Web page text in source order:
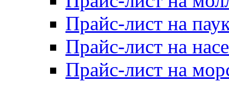
Прайс-лист на
Прайс-лист на
Прайс-лист на